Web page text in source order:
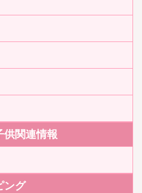
供関連情報
ング